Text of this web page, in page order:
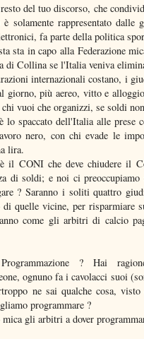
del tuo discorso, che
è solamente rappresentato
fa parte della politica
sta in capo alla Federazione
di Collina se l'Italia veniva
internazionali costano, i
giorno, più aereo, vitto e
vuoi che organizzi, se soldi
lo spaccato dell'Italia alle prese
nero, con chi evade le
lira.
il CONI che deve chiudere il
di soldi; e noi ci
? Saranno i soliti quattro
di quelle vicine, per risparmiare
come gli arbitri di calcio
? Hai
ognuno fa i cavolacci suoi
ne sai qualche cosa,
programmare ?
mica gli arbitri a dover